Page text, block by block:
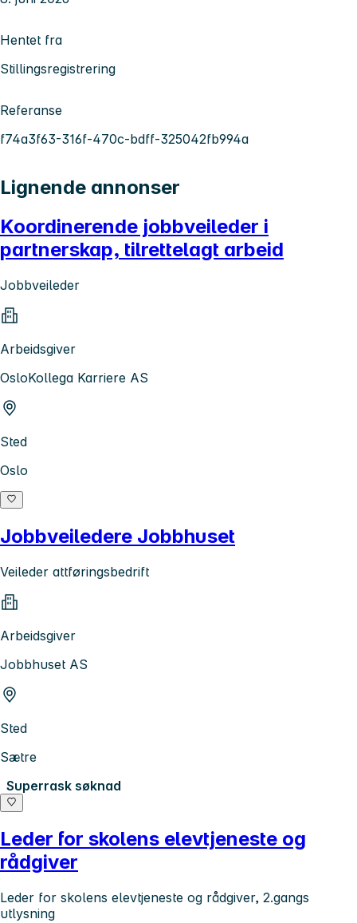
Hentet fra
Stillingsregistrering
Referanse
f74a3f63-316f-470c-bdff-325042fb994a
Lignende annonser
Koordinerende jobbveileder i
partnerskap, tilrettelagt arbeid
Jobbveileder
Arbeidsgiver
OsloKollega Karriere AS
Sted
Oslo
Jobbveiledere Jobbhuset
Veileder attføringsbedrift
Arbeidsgiver
Jobbhuset AS
Sted
Sætre
Superrask søknad
Leder for skolens elevtjeneste og
rådgiver
Leder for skolens elevtjeneste og rådgiver, 2.gangs
utlysning